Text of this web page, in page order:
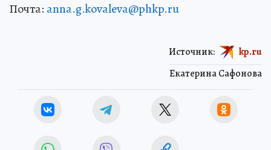
Почта: anna.g.kovaleva@phkp.ru
Екатерина Сафонова
Источник: kp.ru